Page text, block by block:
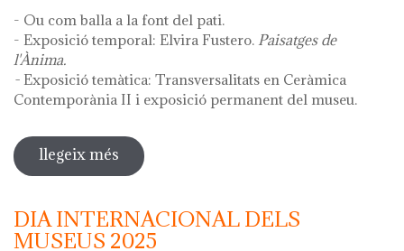
- Ou com balla a la font del pati.
- Exposició temporal: Elvira Fustero. Paisatges de
l'Ànima.
- Exposició temàtica: Transversalitats en Ceràmica
Contemporània II i exposició permanent del museu.
llegeix més sobre diada de la flor - l'ou com balla
a la font
DIA INTERNACIONAL DELS
MUSEUS 2025